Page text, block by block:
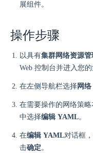
展组件。
操作步骤
以具有集群网络资源管
Web 控制台并进入您的
在左侧导航栏选择网
在需要操作的网络策
中选择编辑 YAML。
在编辑 YAML对话框
击确定。